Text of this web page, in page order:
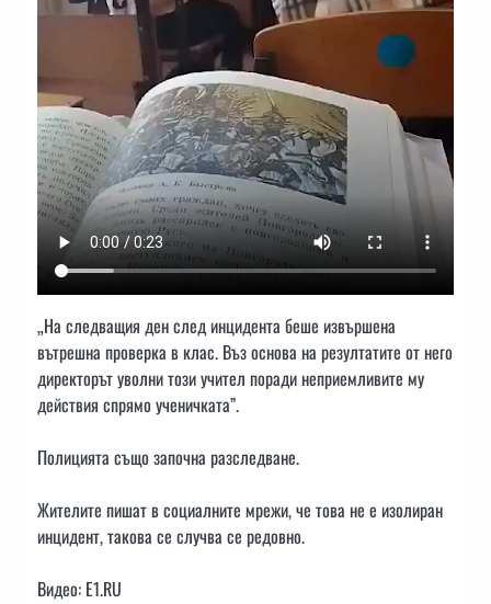
„На следващия ден след инцидента беше извършена
вътрешна проверка в клас. Въз основа на резултатите от него
директорът уволни този учител поради неприемливите му
действия спрямо ученичката”.
Полицията също започна разследване.
Жителите пишат в социалните мрежи, че това не е изолиран
инцидент, такова се случва се редовно.
Видео: E1.RU